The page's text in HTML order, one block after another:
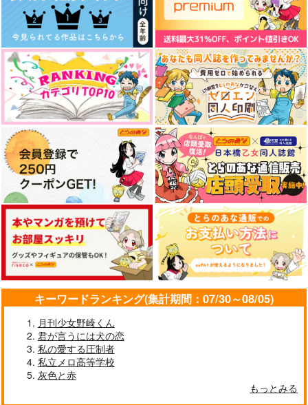
キーワードランキング(集計期間：07/30～08/05)
月刊少女野崎くん
君が言うには犬の恋
私の愛する圧制者
私立メロ高等学校
灰色と赤
もっとみる